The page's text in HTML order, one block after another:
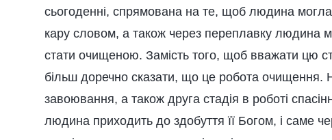
сьогоденні, спрямована на те, щоб людина
кару словом, а також через переплавку людина
стати очищеною. Замість того, щоб вважати цю
більш доречно сказати, що це робота очищення.
завоювання, а також друга стадія в роботі
людина приходить до здобуття її Богом, і саме